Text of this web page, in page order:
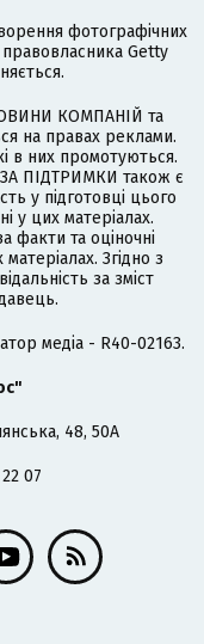
фотографічних
правовласника Getty
КОМПАНІЙ та
на правах реклами.
в них промотуються.
ПІДТРИМКИ також є
у підготовці цього
у цих матеріалах.
факти та оціночні
Згідно з
за зміст
медіа - R40-02163.
48, 50А
07